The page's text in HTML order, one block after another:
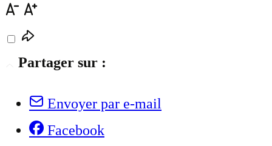
Partager sur :
Envoyer par e-mail
Facebook